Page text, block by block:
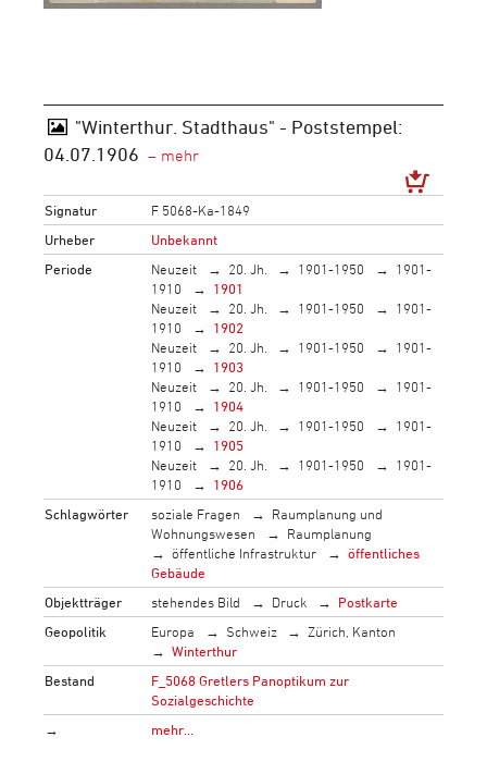
"Winterthur. Stadthaus" - Poststempel:
04.07.1906
Signatur
F 5068-Ka-1849
Urheber
Unbekannt
Periode
Neuzeit 20. Jh. 1901-1950
1901-
1910
1901
Neuzeit
20. Jh. 1901-1950
1901-
1910
1902
Neuzeit
20. Jh. 1901-1950
1901-
1910
1903
Neuzeit
20. Jh. 1901-1950
1901-
1910
1904
Neuzeit
20. Jh. 1901-1950
1901-
1910
1905
Neuzeit
20. Jh. 1901-1950
1901-
1910
1906
Schlagwörter
soziale Fragen
Raumplanung und
Wohnungswesen
Raumplanung
öffentliche Infrastruktur
öffentliches
Gebäude
Objektträger
stehendes Bild Druck
Postkarte
Geopolitik
Europa Schweiz
Zürich, Kanton
Winterthur
Bestand
F_5068 Gretlers Panoptikum zur
Sozialgeschichte
→
mehr…